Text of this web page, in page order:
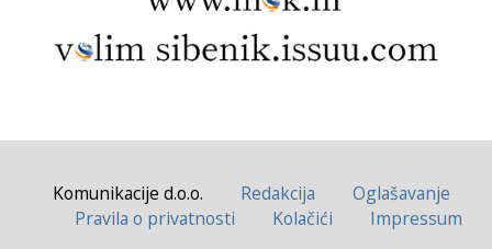
Komunikacije d.o.o. Redakcija
Oglašavanje
Pravila o privatnosti
Kolačići
Impressum